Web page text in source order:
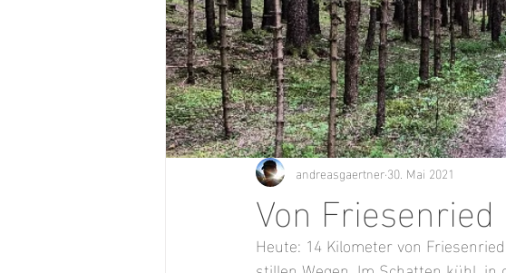
Von
andreasgaertner30. Mai 2021
Heute: 14 Kilometer von